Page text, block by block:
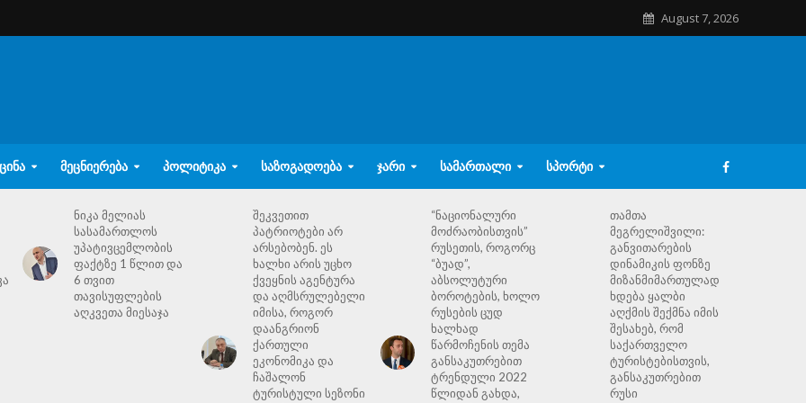
August 7, 2026
ᲛᲔᲪᲜᲘᲔᲠᲔᲑᲐ ᲞᲝᲚᲘᲢᲘᲙᲐ ᲡᲐᲖᲝᲒᲐᲓᲝᲔᲑᲐ ᲯᲐᲠᲘ ᲡᲐᲛᲐᲠᲗᲐᲚᲘ ᲡᲞᲝᲠᲢᲘ
ნიკა მელიას
სასამართლოს
უპატივცემლობის
ფაქტზე 1 წლით და
6 თვით
თავისუფლების
აღკვეთა მიესაჯა
შეკვეთით
პატრიოტები არ
არსებობენ. ეს
ხალხი არის უცხო
ქვეყნის აგენტურა
და აღმსრულებელი
იმისა, როგორ
დაანგრიონ
ქართული
ეკონომიკა და
ჩაშალონ
ტურისტული სეზონი
“ნაციონალური
მოძრაობისთვის”
რუსეთის, როგორც
“ბუად”,
აბსოლუტური
ბოროტების, ხოლო
რუსების ცუდ
ხალხად
წარმოჩენის თემა
განსაკუთრებით
ტრენდული 2022
წლიდან გახდა,
თამთა
მეგრელიშვილი:
განვითარების
დინამიკის ფონზე
მიზანმიმართულად
ხდება ყალბი
აღქმის შექმნა იმის
შესახებ, რომ
საქართველო
ტურისტებისთვის,
განსაკუთრებით
რუსი